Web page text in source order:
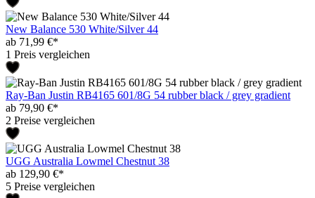
New Balance 530 White/Silver 44
ab 71,99 €*
1 Preis vergleichen
Ray-Ban Justin RB4165 601/8G 54 rubber black / grey gradient
ab 79,90 €*
2 Preise vergleichen
UGG Australia Lowmel Chestnut 38
ab 129,90 €*
5 Preise vergleichen